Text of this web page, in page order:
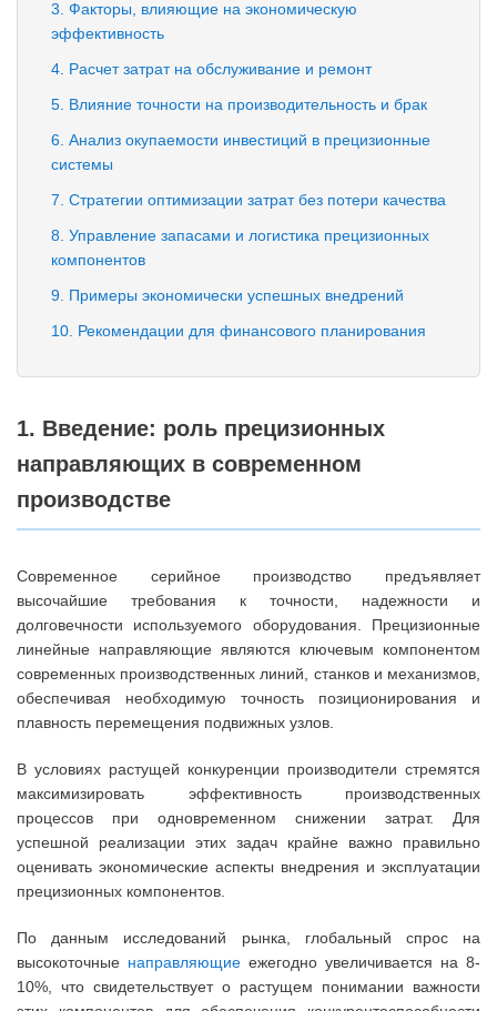
3. Факторы, влияющие на экономическую
эффективность
4. Расчет затрат на обслуживание и ремонт
5. Влияние точности на производительность и брак
6. Анализ окупаемости инвестиций в прецизионные
системы
7. Стратегии оптимизации затрат без потери качества
8. Управление запасами и логистика прецизионных
компонентов
9. Примеры экономически успешных внедрений
10. Рекомендации для финансового планирования
1. Введение: роль прецизионных
направляющих в современном
производстве
Современное серийное производство предъявляет
высочайшие требования к точности, надежности и
долговечности используемого оборудования. Прецизионные
линейные направляющие являются ключевым компонентом
современных производственных линий, станков и механизмов,
обеспечивая необходимую точность позиционирования и
плавность перемещения подвижных узлов.
В условиях растущей конкуренции производители стремятся
максимизировать эффективность производственных
процессов при одновременном снижении затрат. Для
успешной реализации этих задач крайне важно правильно
оценивать экономические аспекты внедрения и эксплуатации
прецизионных компонентов.
По данным исследований рынка, глобальный спрос на
высокоточные направляющие ежегодно увеличивается на 8-
10%, что свидетельствует о растущем понимании важности